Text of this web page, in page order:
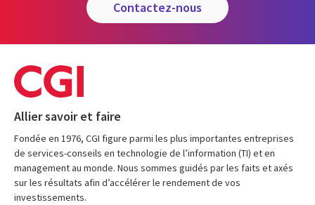
contactez-nous
Allier savoir et faire
Fondée en 1976, CGI figure parmi les plus importantes entreprises
de services-conseils en technologie de l’information (TI) et en
management au monde. Nous sommes guidés par les faits et axés
sur les résultats afin d’accélérer le rendement de vos
investissements.